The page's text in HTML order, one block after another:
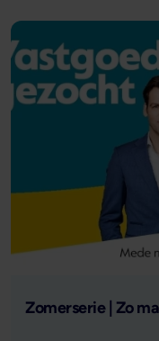
Lees verder
Zomerserie | Zo